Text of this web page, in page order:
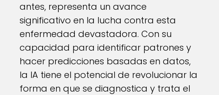
antes, representa un avance
significativo en la lucha contra esta
enfermedad devastadora. Con su
capacidad para identificar patrones y
hacer predicciones basadas en datos,
la IA tiene el potencial de revolucionar la
forma en que se diagnostica y trata el